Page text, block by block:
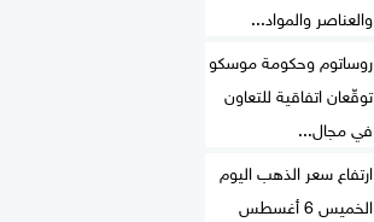
والعناصر والمواد...
روساتوم وحكومة موسكو
توقّعان اتفاقية للتعاون
في مجال...
ارتفاع سعر الذهب اليوم
الخميس 6 أغسطس